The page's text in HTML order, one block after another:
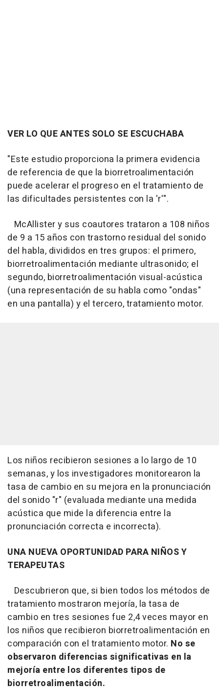
VER LO QUE ANTES SOLO SE ESCUCHABA
"Este estudio proporciona la primera evidencia
de referencia de que la biorretroalimentación
puede acelerar el progreso en el tratamiento de
las dificultades persistentes con la 'r'".
McAllister y sus coautores trataron a 108 niños
de 9 a 15 años con trastorno residual del sonido
del habla, divididos en tres grupos: el primero,
biorretroalimentación mediante ultrasonido; el
segundo, biorretroalimentación visual-acústica
(una representación de su habla como "ondas"
en una pantalla) y el tercero, tratamiento motor.
Los niños recibieron sesiones a lo largo de 10
semanas, y los investigadores monitorearon la
tasa de cambio en su mejora en la pronunciación
del sonido "r" (evaluada mediante una medida
acústica que mide la diferencia entre la
pronunciación correcta e incorrecta).
UNA NUEVA OPORTUNIDAD PARA NIÑOS Y
TERAPEUTAS
Descubrieron que, si bien todos los métodos de
tratamiento mostraron mejoría, la tasa de
cambio en tres sesiones fue 2,4 veces mayor en
los niños que recibieron biorretroalimentación en
comparación con el tratamiento motor. No se
observaron diferencias significativas en la
mejoría entre los diferentes tipos de
biorretroalimentación.